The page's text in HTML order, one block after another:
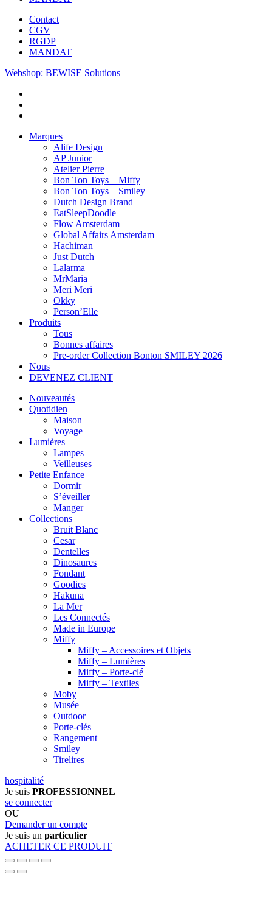
Contact
CGV
RGDP
MANDAT
Webshop: BEWISE Solutions
Marques
Alife Design
AP Junior
Atelier Pierre
Bon Ton Toys – Miffy
Bon Ton Toys – Smiley
Dutch Design Brand
EatSleepDoodle
Flow Amsterdam
Global Affairs Amsterdam
Hachiman
Just Dutch
Lalarma
MrMaria
Meri Meri
Okky
Person’Elle
Produits
Tous
Bonnes affaires
Pre-order Collection Bonton SMILEY 2026
Nous
DEVENEZ CLIENT
Nouveautés
Quotidien
Maison
Voyage
Lumières
Lampes
Veilleuses
Petite Enfance
Dormir
S’éveiller
Manger
Collections
Bruit Blanc
Cesar
Dentelles
Dinosaures
Fondant
Goodies
Hakuna
La Mer
Les Connectés
Made in Europe
Miffy
Miffy – Accessoires et Objets
Miffy – Lumières
Miffy – Porte-clé
Miffy – Textiles
Moby
Musée
Outdoor
Porte-clés
Rangement
Smiley
Tirelires
hospitalité
Je suis PROFESSIONNEL
se connecter
OU
Demander un compte
Je suis un particulier
ACHETER CE PRODUIT